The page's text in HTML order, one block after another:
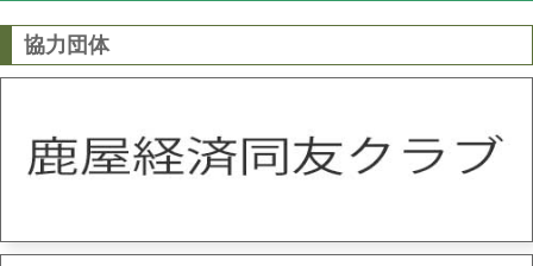
協力団体